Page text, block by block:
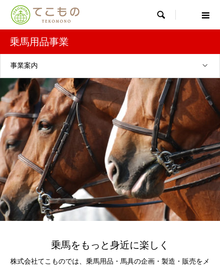

乗馬用品事業
事業案内
乗馬をもっと身近に楽しく
株式会社てこものでは、乗馬用品・馬具の企画・製造・販売をメ